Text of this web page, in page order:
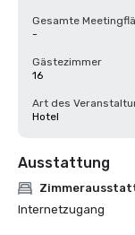
Gesamte
-
Gästezimmer
16
Art des
Hotel
Ausstattung
Internetzugang